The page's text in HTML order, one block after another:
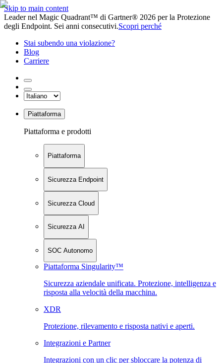
Skip to main content
Leader nel Magic Quadrant™ di Gartner® 2026 per la Protezione
degli Endpoint. Sei anni consecutivi.Scopri perché
Stai subendo una violazione?
Blog
Carriere
Piattaforma
Piattaforma e prodotti
Piattaforma
Sicurezza Endpoint
Sicurezza Cloud
Sicurezza AI
SOC Autonomo
Piattaforma Singularity™
Sicurezza aziendale unificata. Protezione, intelligenza e
risposta alla velocità della macchina.
XDR
Protezione, rilevamento e risposta nativi e aperti.
Integrazioni e Partner
Integrazioni con un clic per sbloccare la potenza di